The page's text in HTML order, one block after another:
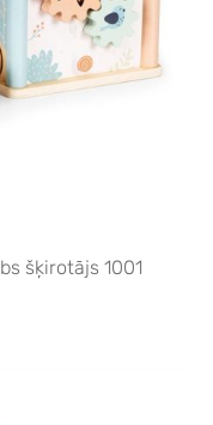
šķirotājs 1001